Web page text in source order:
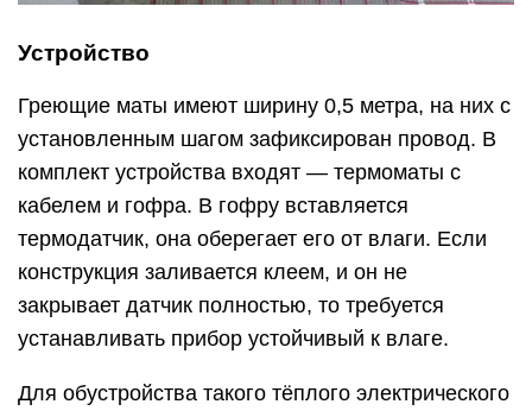
Устройство
Греющие маты имеют ширину 0,5 метра, на них с
установленным шагом зафиксирован провод. В
комплект устройства входят — термоматы с
кабелем и гофра. В гофру вставляется
термодатчик, она оберегает его от влаги. Если
конструкция заливается клеем, и он не
закрывает датчик полностью, то требуется
устанавливать прибор устойчивый к влаге.
Для обустройства такого тёплого электрического